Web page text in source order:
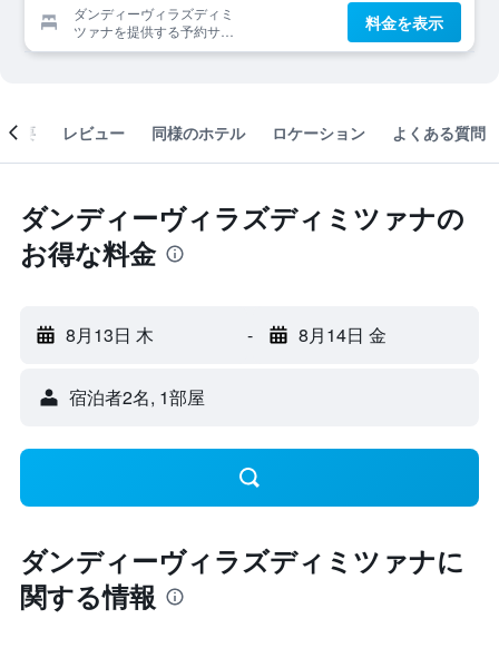
ダンディーヴィラズディミ
ツァナを提供する予約サイ
ト
料金を表示
概要 レビュー 同様のホテル ロケーション よくある質問
ダンディーヴィラズディミツァナの
お得な料金
8月13日 木 - 8月14日 金
宿泊者2名, 1​部屋
ダンディーヴィラズディミツァナに
関する情報